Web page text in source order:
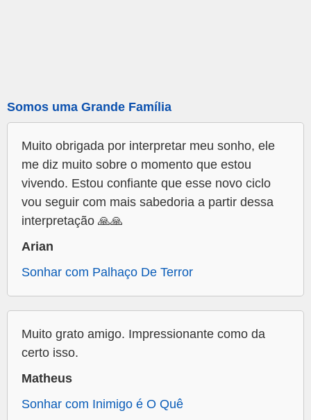
Somos uma Grande Família
Muito obrigada por interpretar meu sonho, ele
me diz muito sobre o momento que estou
vivendo. Estou confiante que esse novo ciclo
vou seguir com mais sabedoria a partir dessa
interpretação 🙏🙏
Arian
Sonhar com Palhaço De Terror
Muito grato amigo. Impressionante como da
certo isso.
Matheus
Sonhar com Inimigo é O Quê